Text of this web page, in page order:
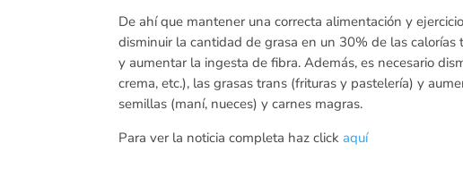
De ahí que mantener una correcta alimentación y
disminuir la cantidad de grasa en un 30% de las
y aumentar la ingesta de fibra. Además, es necesario
crema, etc.), las grasas trans (frituras y pastelería) y
semillas (maní, nueces) y carnes magras.
Para ver la noticia completa haz click aquí